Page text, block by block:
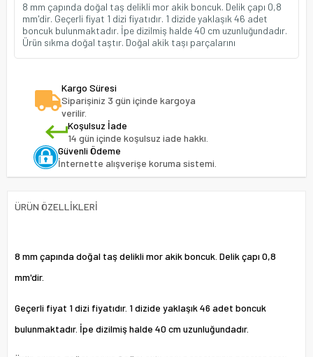
8 mm çapında doğal taş delikli mor akik boncuk. Delik çapı 0,8
mm'dir. Geçerli fiyat 1 dizi fiyatıdır. 1 dizide yaklaşık 46 adet
boncuk bulunmaktadır. İpe dizilmiş halde 40 cm uzunluğundadır.
Ürün sıkma doğal taştır. Doğal akik taşı parçalarını
Kargo Süresi
Siparişiniz 3 gün içinde kargoya
verilir.
Koşulsuz İade
14 gün içinde koşulsuz iade hakkı.
Güvenli Ödeme
İnternette alışverişe koruma sistemi.
ÜRÜN ÖZELLIKLERI
8 mm çapında doğal taş delikli mor akik boncuk. Delik çapı 0,8
mm'dir.
Geçerli fiyat 1 dizi fiyatıdır. 1 dizide yaklaşık 46 adet boncuk
bulunmaktadır. İpe dizilmiş halde 40 cm uzunluğundadır.